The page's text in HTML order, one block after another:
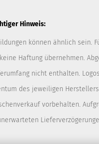
Hinweis:
können ähnlich sein.
Haftung übernehmen.
nicht enthalten.
des jeweiligen
vorbehalten.